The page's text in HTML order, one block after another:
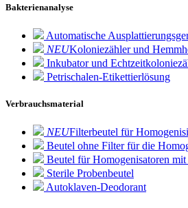
Bakterienanalyse
Automatische
NEUKoloniezähler und
Inkubator und
Petrischalen-Etikettierlösung
Verbrauchsmaterial
NEUFilterbeutel für
Beutel ohne Filter für die
Beutel für Homogenisatoren
Sterile Probenbeutel
Autoklaven-Deodorant